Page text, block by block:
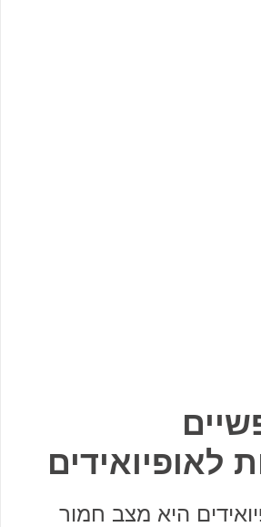
לאופיואידים
היא מצב חמור